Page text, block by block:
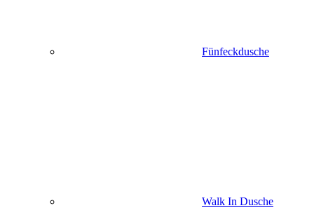
Fünfeckdusche
Walk In Dusche